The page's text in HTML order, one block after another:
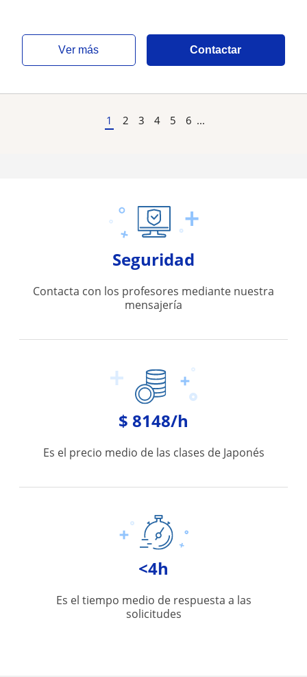
ver más Contactar
1 2 3 4 5 6 ...
Seguridad
Contacta con los profesores mediante nuestra
mensajería
$ 8148/h
Es el precio medio de las clases de Japonés
<4h
Es el tiempo medio de respuesta a las
solicitudes